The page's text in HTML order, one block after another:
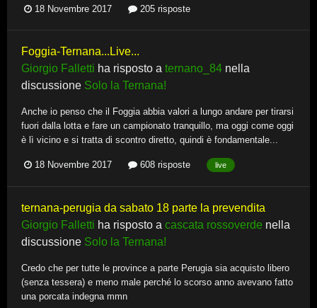
18 Novembre 2017 205 risposte
Foggia-Ternana...Live...
Giorgio Falletti ha risposto a ternano_84 nella
discussione Solo la Ternana!
Anche io penso che il Foggia abbia valori a lungo andare per tirarsi
fuori dalla lotta e fare un campionato tranquillo, ma oggi come oggi
è lì vicino e si tratta di scontro diretto, quindi è fondamentale...
18 Novembre 2017 608 risposte live
ternana-perugia da sabato 18 parte la prevendita
Giorgio Falletti ha risposto a cascata rossoverde nella
discussione Solo la Ternana!
Credo che per tutte le province a parte Perugia sia acquisto libero
(senza tessera) e meno male perché lo scorso anno avevano fatto
una porcata indegna mmn